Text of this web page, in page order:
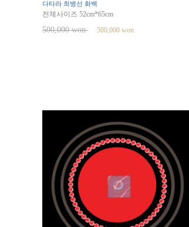
다타라 최병선 화백
전체사이즈 52cm*65cm
500,000 won 500,000 won